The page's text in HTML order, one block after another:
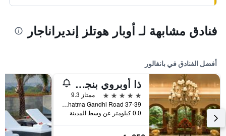
فنادق مشابهة لـ أوبار هوتلز إنديراناجار
أفضل الفنادق في بانغالور
ذا أوبروي بنجلور
5 نجوم
ممتاز 9.3
37-39 Mahatma Gandhi Road, بانغالور, الهند
0.0 كيلومتر عن وسط المدينة